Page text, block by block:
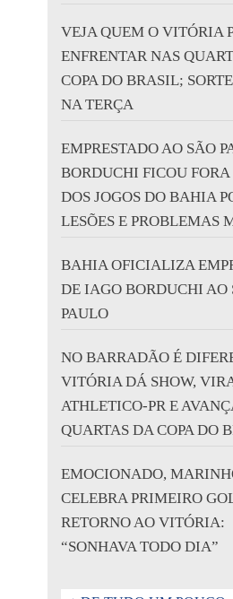
VEJA QUEM O VITÓRIA
ENFRENTAR NAS
COPA DO BRASIL;
NA TERÇA
EMPRESTADO AO SÃO
BORDUCHI FICOU FORA
DOS JOGOS DO BAHIA
LESÕES E PROBLEMAS
BAHIA OFICIALIZA
DE IAGO BORDUCHI AO
PAULO
NO BARRADÃO É
VITÓRIA DÁ SHOW,
ATHLETICO-PR E
QUARTAS DA COPA DO
EMOCIONADO,
CELEBRA PRIMEIRO
RETORNO AO VITÓRIA:
“SONHAVA TODO DIA”